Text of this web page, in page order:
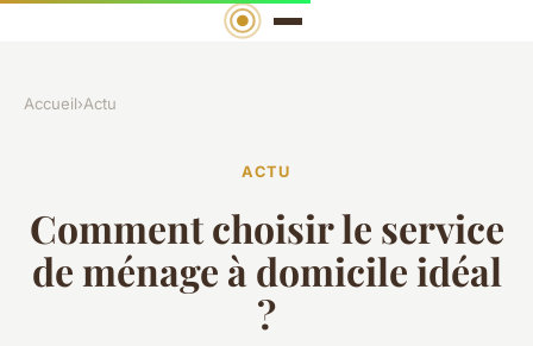
Accueil›Actu
ACTU
Comment choisir le service
de ménage à domicile idéal
?